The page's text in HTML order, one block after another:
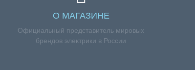
О МАГАЗИНЕ
Официальный представитель мировых
брендов электрики в России